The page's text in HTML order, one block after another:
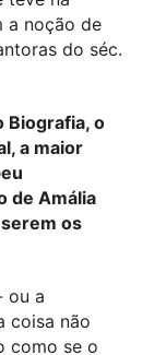
a noção de
do séc.
Biografia, o
a maior
de Amália
os
ou a
coisa não
como se o